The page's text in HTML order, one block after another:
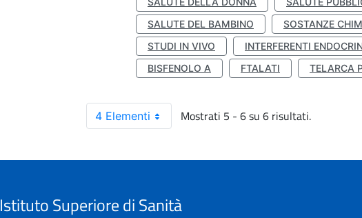
SALUTE DEL BAMBINO
SOSTANZE
STUDI IN VIVO
INTERFERENTI
BISFENOLO A
FTALATI TELARCA
4 Elementi Mostrati 5 - 6 su 6 risultati.
Istituto Superiore di Sanità